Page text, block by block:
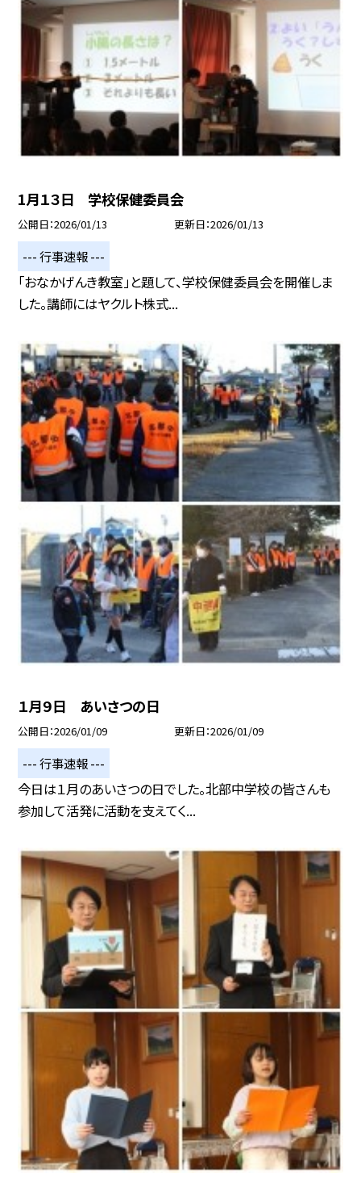
1月１３日 学校保健委員会
公開日 2026/01/13 更新日 2026/01/13
--- 行事速報 ---
「おなかげんき教室」と題して、学校保健委員会を開催しま
した。講師にはヤクルト株式...
１月９日 あいさつの日
公開日 2026/01/09 更新日 2026/01/09
--- 行事速報 ---
今日は１月のあいさつの日でした。北部中学校の皆さんも
参加して活発に活動を支えてく...